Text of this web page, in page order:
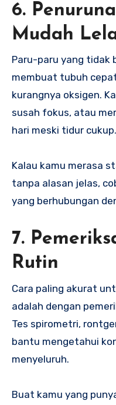
6.
Mudah
Paru-paru yang tidak
membuat tubuh
kurangnya oksigen.
susah fokus, atau
hari meski tidur cukup.
Kalau kamu merasa
tanpa alasan jelas,
yang berhubungan
7.
Rutin
Cara paling akurat
adalah dengan
Tes spirometri,
bantu mengetahui
menyeluruh.
Buat kamu yang